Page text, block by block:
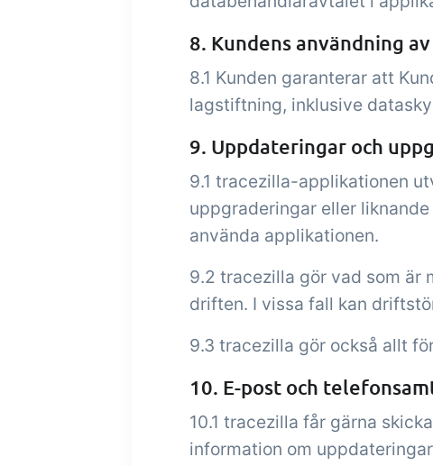
8. Kundens användning
8.1 Kunden garanterar att
lagstiftning, inklusive
9. Uppdateringar och
9.1 tracezilla-applikationen
uppgraderingar eller
använda applikationen.
9.2 tracezilla gör vad som
driften. I vissa fall kan
9.3 tracezilla gör också allt
10. E-post och
10.1 tracezilla får gärna
information om